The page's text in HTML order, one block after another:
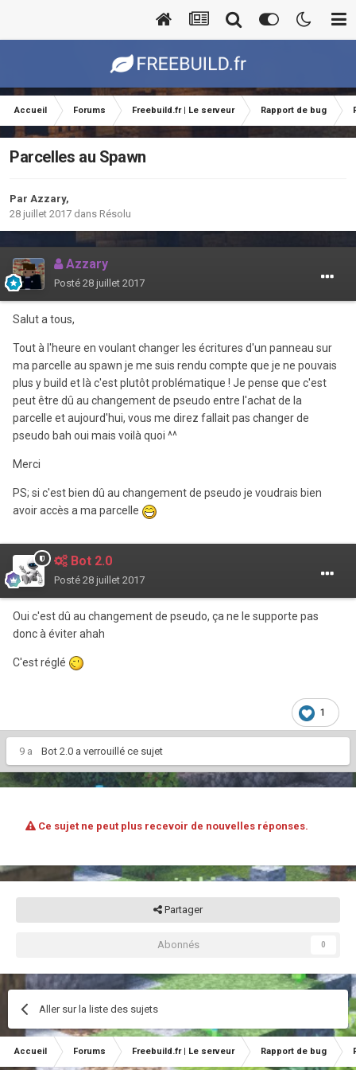
Accueil Forums Freebuild.fr | Le serveur Rapport de bug
Parcelles au Spawn
Par Azzary,
28 juillet 2017 dans Résolu
Azzary
Posté 28 juillet 2017
Salut a tous,
Tout à l'heure en voulant changer les écritures d'un panneau sur
ma parcelle au spawn je me suis rendu compte que je ne pouvais
plus y build et là c'est plutôt problématique ! Je pense que c'est
peut être dû au changement de pseudo entre l'achat de la
parcelle et aujourd'hui, vous me direz fallait pas changer de
pseudo bah oui mais voilà quoi ^^
Merci
PS; si c'est bien dû au changement de pseudo je voudrais bien
avoir accès a ma parcelle
Bot 2.0
Posté 28 juillet 2017
Oui c'est dû au changement de pseudo, ça ne le supporte pas
donc à éviter ahah
C'est réglé
1
9 a Bot 2.0 a verrouillé ce sujet
Ce sujet ne peut plus recevoir de nouvelles réponses.
Partager
Abonnés 0
Aller sur la liste des sujets
Accueil Forums Freebuild.fr | Le serveur Rapport de bug